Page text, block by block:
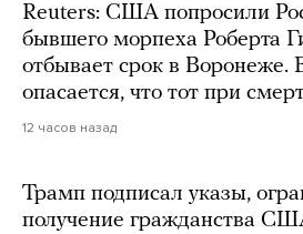
Reuters: США попросили
бывшего морпеха Роберта
отбывает срок в Воронеже.
опасается, что тот при
12 часов назад
Трамп подписал указы,
получение гражданства